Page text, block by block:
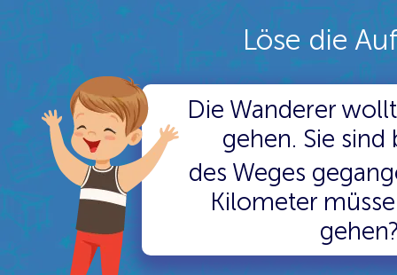
Löse die
Die Wanderer
gehen. Sie sind
des Weges
Kilometer